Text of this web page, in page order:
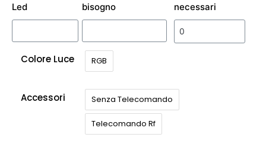
Led
bisogno
necessari
Colore Luce RGB
Accessori Senza Telecomando
Telecomando Rf